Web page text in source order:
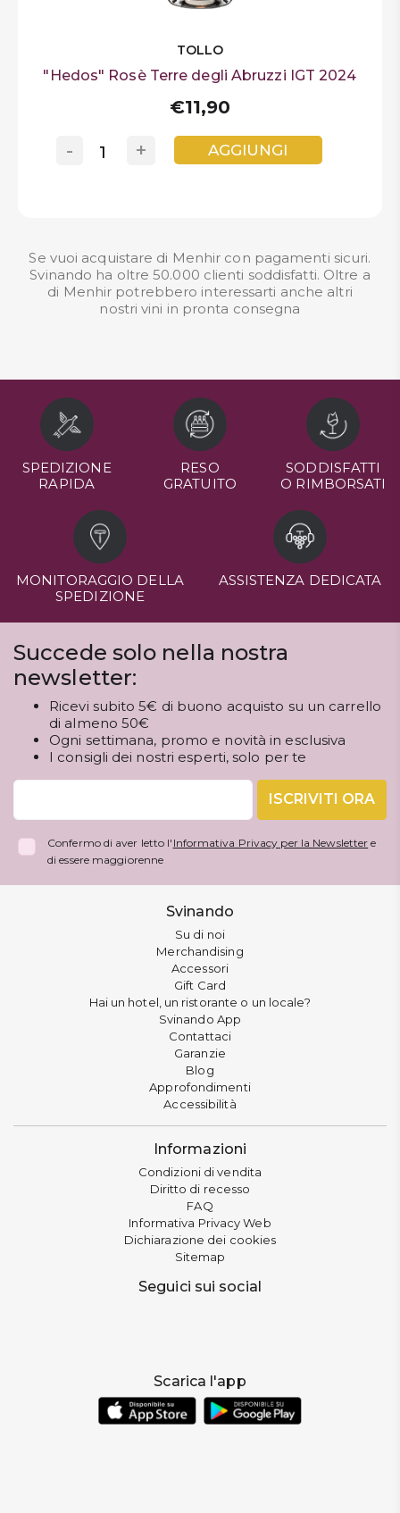
TOLLO
"Hedos" Rosè Terre degli Abruzzi IGT 2024
€11,90
+
- AGGIUNGI
Se vuoi acquistare di Menhir con pagamenti sicuri.
Svinando ha oltre 50.000 clienti soddisfatti. Oltre a
di Menhir potrebbero interessarti anche altri
nostrivini in pronta consegna
SPEDIZIONE
RAPIDA
RESO
GRATUITO
SODDISFATTI
O RIMBORSATI
MONITORAGGIO DELLA
SPEDIZIONE
ASSISTENZA DEDICATA
Succede solo nella nostra
newsletter:
Ricevi subito 5€ di buono acquisto su un carrello
di almeno 50€
Ogni settimana, promo e novità in esclusiva
I consigli dei nostri esperti, solo per te
ISCRIVITI ORA
Confermo di aver letto l' Informativa Privacy per la Newsletter e
di essere maggiorenne
Svinando
Su di noi
Merchandising
Accessori
Gift Card
Hai un hotel, un ristorante o un locale?
Svinando App
Contattaci
Garanzie
Blog
Approfondimenti
Accessibilità
Informazioni
Condizioni di vendita
Diritto di recesso
FAQ
Informativa Privacy Web
Dichiarazione dei cookies
Sitemap
Seguici sui social
Scarica l'app